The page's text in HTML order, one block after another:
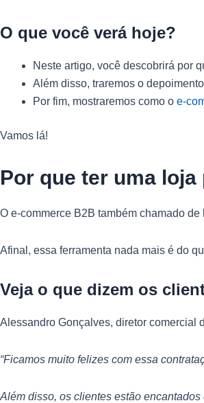
O que você verá hoje?
Neste artigo, você descobrirá por
Além disso, traremos o
Por fim, mostraremos como o e-
Vamos lá!
Por que ter uma
O e-commerce B2B também chamado
Afinal, essa ferramenta nada mais é do
Veja o que dizem os
Alessandro Gonçalves, diretor comercial
“Ficamos muito felizes com essa
Além disso, os clientes estão